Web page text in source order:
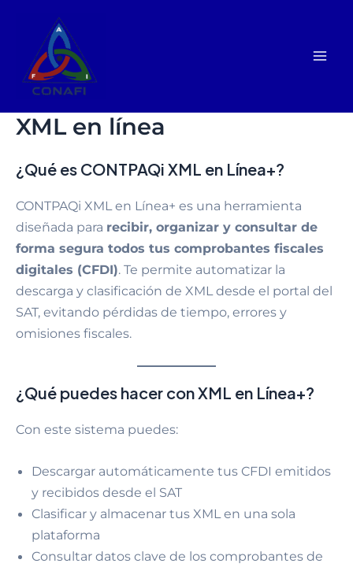
contenido
XML en línea
¿Qué es CONTPAQi XML en Línea+?
CONTPAQi XML en Línea+ es una herramienta
diseñada para recibir, organizar y consultar de
forma segura todos tus comprobantes fiscales
digitales (CFDI). Te permite automatizar la
descarga y clasificación de XML desde el portal del
SAT, evitando pérdidas de tiempo, errores y
omisiones fiscales.
¿Qué puedes hacer con XML en Línea+?
Con este sistema puedes:
Descargar automáticamente tus CFDI emitidos
y recibidos desde el SAT
Clasificar y almacenar tus XML en una sola
plataforma
Consultar datos clave de los comprobantes de